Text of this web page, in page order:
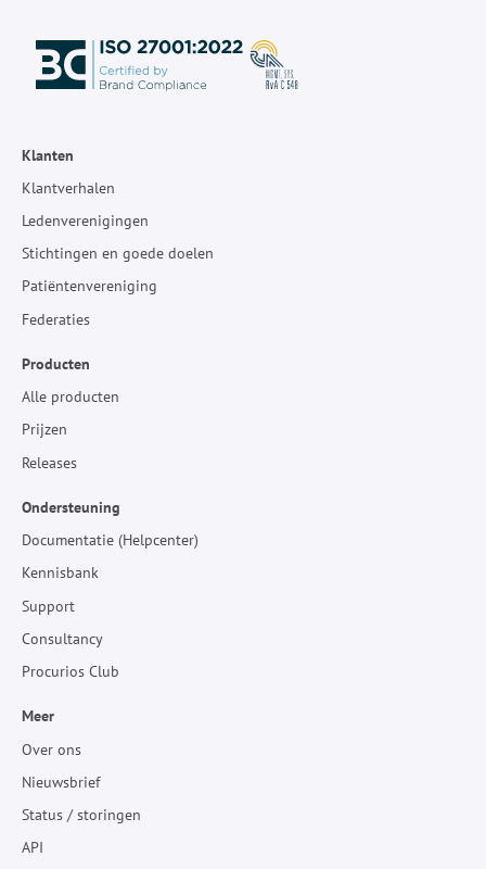
Klanten
Klantverhalen
Ledenverenigingen
Stichtingen en goede doelen
Patiëntenvereniging
Federaties
Producten
Alle producten
Prijzen
Releases
Ondersteuning
Documentatie (Helpcenter)
Kennisbank
Support
Consultancy
Procurios Club
Meer
Over ons
Nieuwsbrief
Status / storingen
API